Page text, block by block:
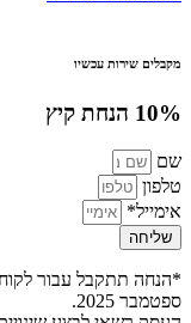
מקבלים שירות עכשיו
10% הנחת קיץ
שם
טלפון
אימייל*
שליחה
*הנחה תתקבל עבור
ספטמבר 2025.